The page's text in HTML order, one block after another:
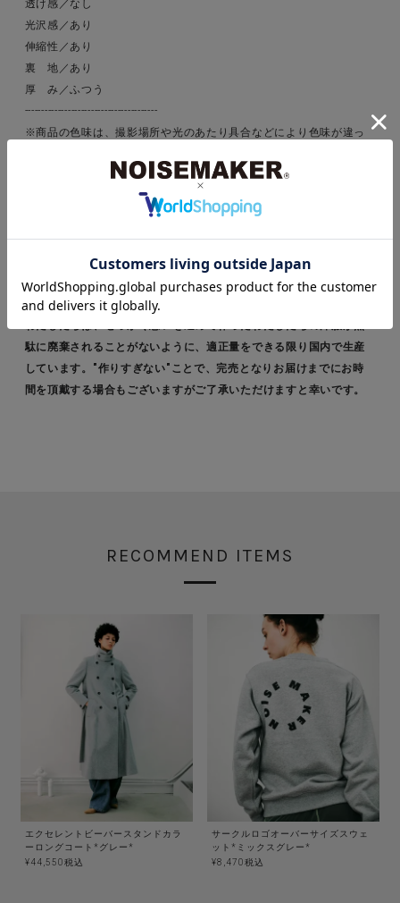
透け感／なし
光沢感／あり
伸縮性／あり
裏 地／あり
厚 み／ふつう
----------------------------------------
※商品の色味は、撮影場所や光のあたり具合などにより色味が違っ
また、お客様のお使いのPCのモニター環境などにより色味が違って
見える場合が御座います。予めご了承の上ご注文下さい。
※画像はサンプルのため一部仕様が変更になる場合がございます。
＊適正量生産で私たちにできることからサスティナブルに取り組ん
でいます＊
昨今問題視されているアパレル業界の大量生産・大量廃棄の問題。
駄に廃棄されることがないように、適正量をできる限り国内で生産
しています。"作りすぎない"ことで、完売となりお届けまでにお時
間を頂戴する場合もございますがご了承いただけますと幸いです。
RECOMMEND ITEMS
エクセレントビーバースタンドカラ
ーロングコート*グレー*
¥44,550税込
サークルロゴオーバーサイズスウェ
ット*ミックスグレー*
¥8,470税込